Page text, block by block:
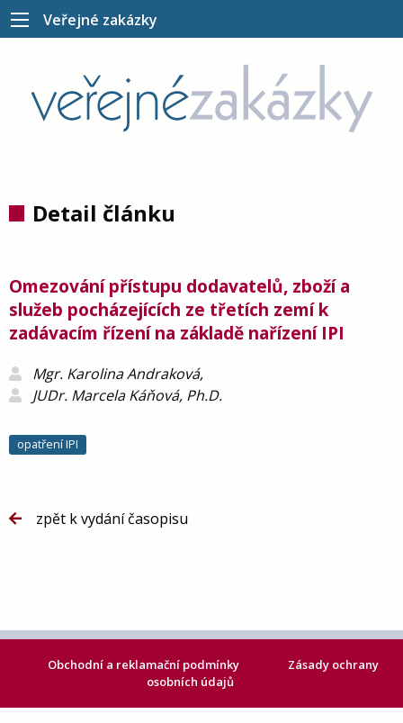
Veřejné zakázky
Detail článku
Omezování přístupu dodavatelů, zboží a
služeb pocházejících ze třetích zemí k
zadávacím řízení na základě nařízení IPI
Mgr. Karolina Andraková,
JUDr. Marcela Káňová, Ph.D.
opatření IPI
zpět k vydání časopisu
Obchodní a reklamační podmínky
Zásady ochrany
osobních údajů